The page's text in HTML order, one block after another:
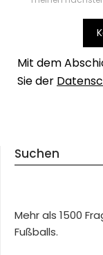
Mit dem
Sie der
Suchen
Mehr als 1500
Fußballs.